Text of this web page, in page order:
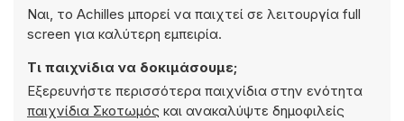
Ναι, το Achilles μπορεί να παιχτεί σε λειτουργία full
screen για καλύτερη εμπειρία.
Τι παιχνίδια να δοκιμάσουμε;
Εξερευνήστε περισσότερα παιχνίδια στην ενότητα
παιχνίδια Σκοτωμός και ανακαλύψτε δημοφιλείς